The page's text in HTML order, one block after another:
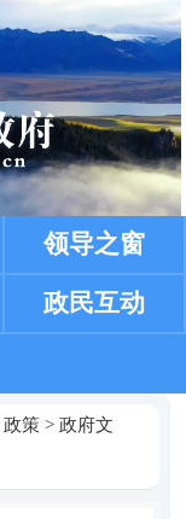
领导之窗
政民互动
政策> 政府文